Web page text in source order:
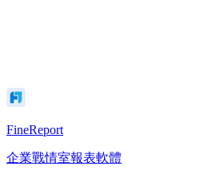
FineReport
企業戰情室報表軟體